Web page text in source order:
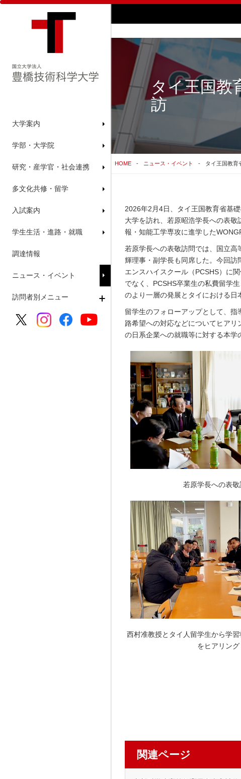
大学案内
学部・大学院
研究・産学官・社会連携
多文化共修・留学
入試案内
学生生活・進路・就職
調達情報
ニュース・イベント
訪問者別メニュー
タイ王国教
訪
HOME ニュース・イベント タイ王国教育
2026年2月4日、タイ王国教育省基
大学を訪れ、若原昭浩学長への表
報・知能工学専攻に進学した
若原学長への表敬訪問では、国立
輝理事・副学長も同席した。今回
エンスハイスクール（PCSHS）に
でなく、PCSHS卒業生の私費留学
のより一層の発展とタイにおける日
留学生のフォローアップとして、
路希望への対応などについてヒア
の日系企業への就職等に対する本学
若原学長への表敬
西村准教授とタイ人留学生から学
をヒアリング
関連ページ